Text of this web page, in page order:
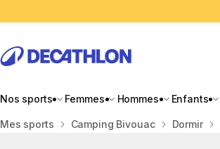
Nos sports Femmes Hommes Enfants
Accueil
Mes sports Camping Bivouac Dormir